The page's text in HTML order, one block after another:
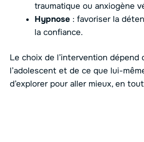
traumatique ou anxiogène
Hypnose : favoriser la
la confiance.
Le choix de l’intervention dépend
l’adolescent et de ce que lui-
d’explorer pour aller mieux, en